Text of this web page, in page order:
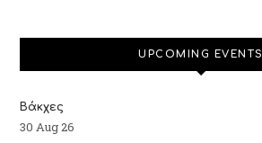
UPCOMING EVENTS
Βάκχες
30 Aug 26